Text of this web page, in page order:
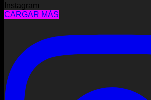
Instagram
CARGAR MÁS